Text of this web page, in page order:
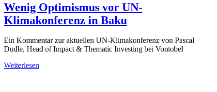
Wenig Optimismus vor UN-
Klimakonferenz in Baku
Ein Kommentar zur aktuellen UN-Klimakonferenz von Pascal
Dudle, Head of Impact & Thematic Investing bei Vontobel
Weiterlesen